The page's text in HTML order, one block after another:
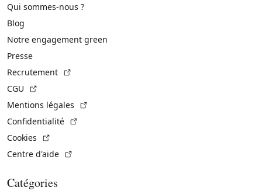
Qui sommes-nous ?
Blog
Notre engagement green
Presse
Recrutement
CGU
Mentions légales
Confidentialité
Cookies
Centre d'aide
Catégories